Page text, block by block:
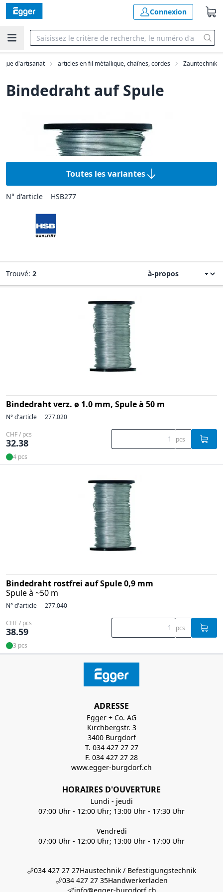
Connexion
d'artisanat articles en fil métallique, chaînes, cordes Zauntechnik
Bindedraht auf Spule
Toutes les variantes
N° d'article HSB277
Trouvé: 2
Bindedraht verz. ø 1.0 mm, Spule à 50 m
N° d'article 277.020
CHF / pcs
32.38 pcs
4 pcs
Bindedraht rostfrei auf Spule 0,9 mm
Spule à ~50 m
N° d'article 277.040
CHF / pcs
38.59 pcs
3 pcs
ADRESSE
Egger + Co. AG
Kirchbergstr. 3
3400 Burgdorf
T. 034 427 27 27
F. 034 427 27 28
www.egger-burgdorf.ch
HORAIRES D'OUVERTURE
Lundi - jeudi
07:00 Uhr - 12:00 Uhr; 13:00 Uhr - 17:30 Uhr
Vendredi
07:00 Uhr - 12:00 Uhr; 13:00 Uhr - 17:00 Uhr
034 427 27 27Haustechnik / Befestigungstechnik
034 427 27 35Handwerkerladen
info@egger-burgdorf.ch